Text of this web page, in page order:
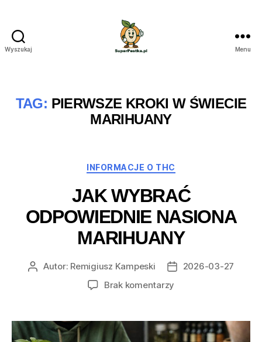
Wyszukaj Menu
TAG: PIERWSZE KROKI W ŚWIECIE
MARIHUANY
Kategorie
INFORMACJE O THC
JAK WYBRAĆ
ODPOWIEDNIE NASIONA
MARIHUANY
AutorAutor: Remigiusz Kampeski
Data2026-03-27
Brak komentarzy
odpowiednie
nasiona